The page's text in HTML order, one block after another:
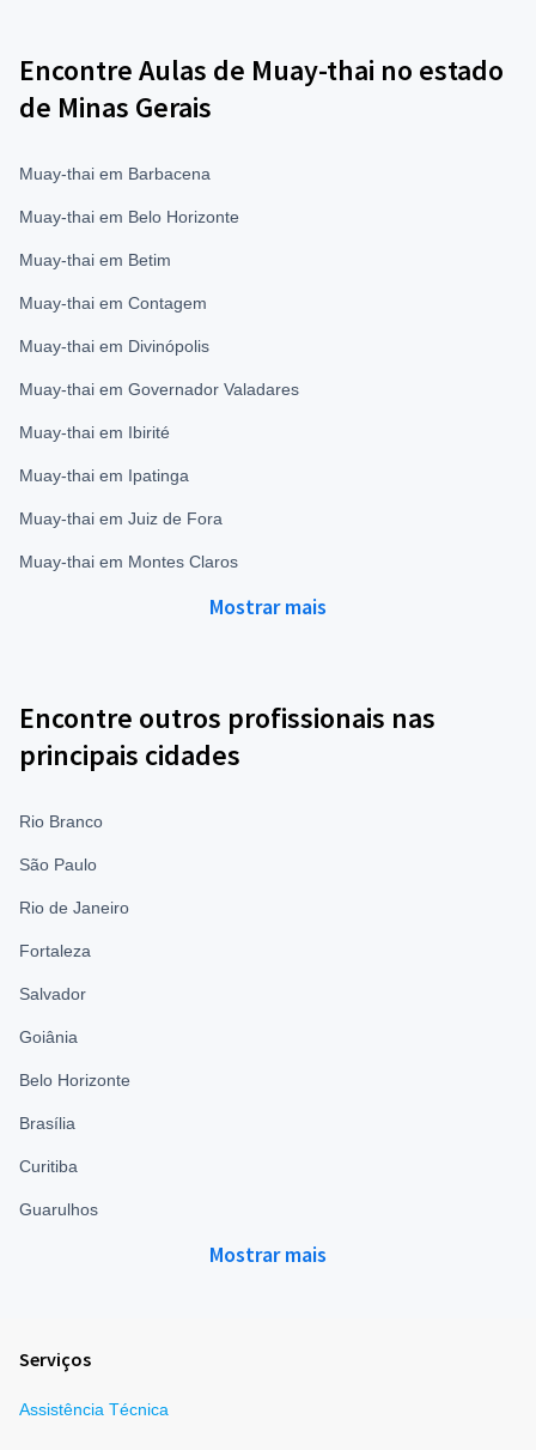
Encontre Aulas de Muay-thai no estado
de Minas Gerais
Muay-thai em Barbacena
Muay-thai em Belo Horizonte
Muay-thai em Betim
Muay-thai em Contagem
Muay-thai em Divinópolis
Muay-thai em Governador Valadares
Muay-thai em Ibirité
Muay-thai em Ipatinga
Muay-thai em Juiz de Fora
Muay-thai em Montes Claros
Mostrar mais
Encontre outros profissionais nas
principais cidades
Rio Branco
São Paulo
Rio de Janeiro
Fortaleza
Salvador
Goiânia
Belo Horizonte
Brasília
Curitiba
Guarulhos
Mostrar mais
Serviços
Assistência Técnica